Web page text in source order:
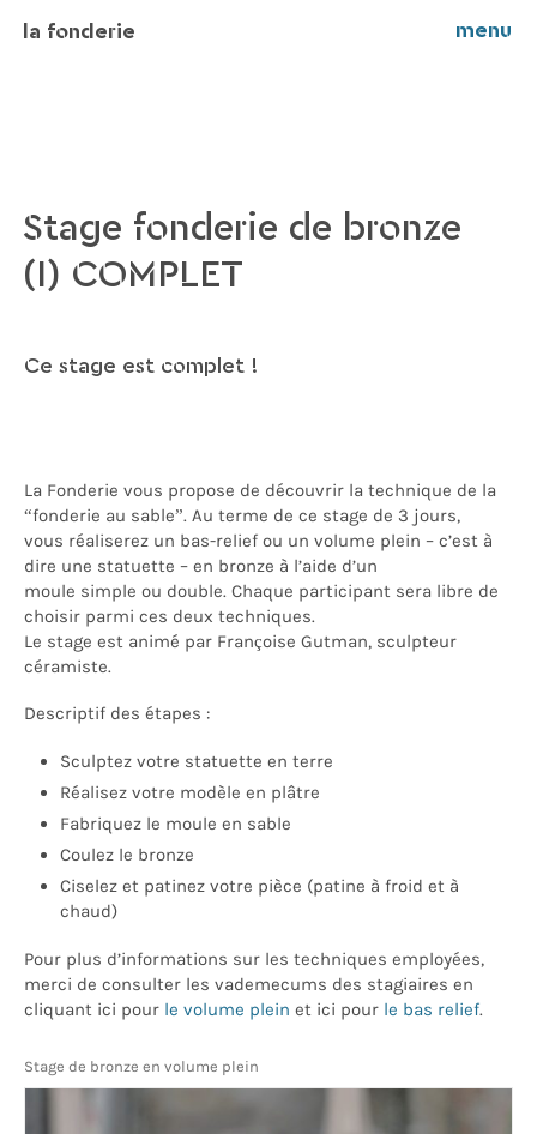
la fonderie menu
Stage fonderie de bronze
(I) COMPLET
Ce stage est complet !
La Fonderie vous propose de découvrir la technique de la
“fonderie au sable”. Au terme de ce stage de 3 jours,
vous réaliserez un bas-relief ou un volume plein – c’est à
dire une statuette – en bronze à l’aide d’un
moule simple ou double. Chaque participant sera libre de
choisir parmi ces deux techniques.
Le stage est animé par Françoise Gutman, sculpteur
céramiste.
Descriptif des étapes :
Sculptez votre statuette en terre
Réalisez votre modèle en plâtre
Fabriquez le moule en sable
Coulez le bronze
Ciselez et patinez votre pièce (patine à froid et à
chaud)
Pour plus d’informations sur les techniques employées,
merci de consulter les vademecums des stagiaires en
cliquant ici pour le volume plein et ici pour le bas relief.
Stage de bronze en volume plein